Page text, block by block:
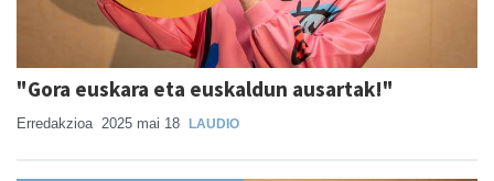
"Gora euskara eta euskaldun ausartak!"
Erredakzioa 2025 mai 18 LAUDIO